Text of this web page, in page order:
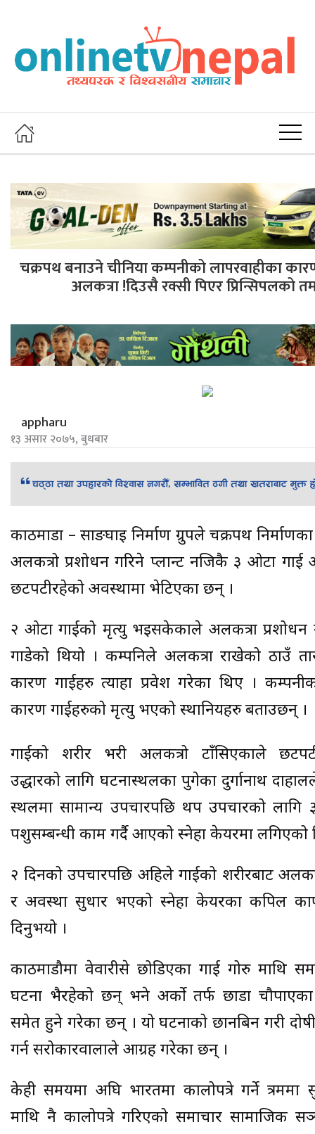
चक्रपथ बनाउने चीनिया कम्पनीको लापरवाहीका
अलकत्रा !दिउसै रक्सी पिएर प्रिन्सिपलको
appharu
१३ असार २०७५, बुधबार
काठमाडौं – साङघाइ निर्माण ग्रुपले चक्रपथ
अलकत्रो प्रशोधन गरिने प्लान्ट नजिकै ३ ओटा
छटपटीरहेको अवस्थामा भेटिएका छन् ।
२ ओटा गाईको मृत्यु भइसकेकाले अलकत्रा प्रशोधन
गाडेको थियो । कम्पनिले अलकत्रा राखेको ठाउँ
कारण गाईहरु त्याहा प्रवेश गरेका थिए ।
कारण गाईहरुको मृत्यु भएको स्थानियहरु बताउछन् ।
गाईको शरीर भरी अलकत्रो टाँसिएकाले
उद्धारको लागि घटनास्थलका पुगेका दुर्गानाथ
स्थलमा सामान्य उपचारपछि थप उपचारको लागि
पशुसम्बन्धी काम गर्दै आएको स्नेहा केयरमा लगिएको
२ दिनको उपचारपछि अहिले गाईको शरीरबाट
र अवस्था सुधार भएको स्नेहा केयरका कपिल
दिनुभयो ।
काठमाडौमा वेवारीसे छोडिएका गाई गोरु माथि
घटना भैरहेको छन् भने अर्को तर्फ छाडा चौपाएका
समेत हुने गरेका छन् । यो घटनाको छानबिन गरी दोषी
गर्न सरोकारवालाले आग्रह गरेका छन् ।
केही समयमा अघि भारतमा कालोपत्रे गर्ने
माथि नै कालोपत्रे गरिएको समाचार सामाजिक